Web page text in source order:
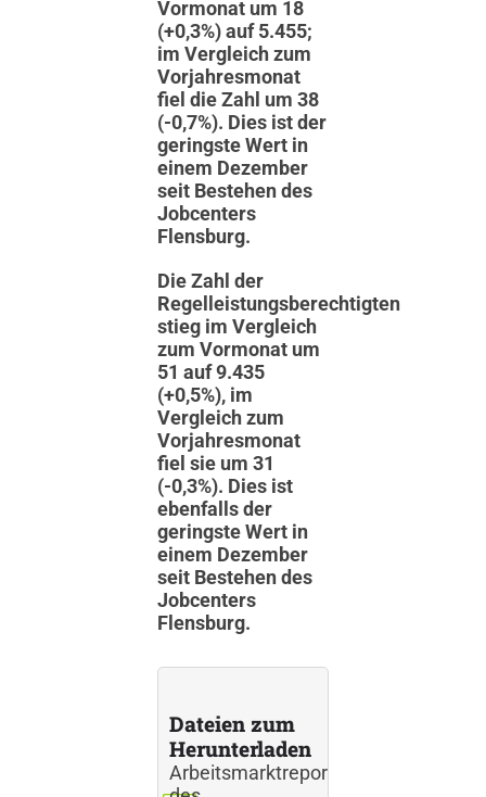
Vormonat um 18
(+0,3%) auf 5.455;
im Vergleich zum
Vorjahresmonat
fiel die Zahl um 38
(-0,7%). Dies ist der
geringste Wert in
einem Dezember
seit Bestehen des
Jobcenters
Flensburg.
Die Zahl der
Regelleistungsberechtigten
stieg im Vergleich
zum Vormonat um
51 auf 9.435
(+0,5%), im
Vergleich zum
Vorjahresmonat
fiel sie um 31
(-0,3%). Dies ist
ebenfalls der
geringste Wert in
einem Dezember
seit Bestehen des
Jobcenters
Flensburg.
Dateien zum
Herunterladen
Arbeitsmarktreport